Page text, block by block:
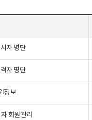
자 명단
자 명단
정보
회원관리